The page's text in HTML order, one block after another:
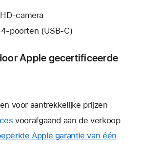
camera
poorten (USB‑C)
Apple gecertificeerde
voor aantrekkelijke prijzen
voorafgaand aan de verkoop
Apple garantie van één